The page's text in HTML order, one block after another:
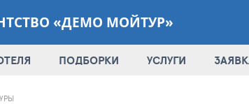
«ДЕМО МОЙТУР»
ПОДБОРКИ УСЛУГИ